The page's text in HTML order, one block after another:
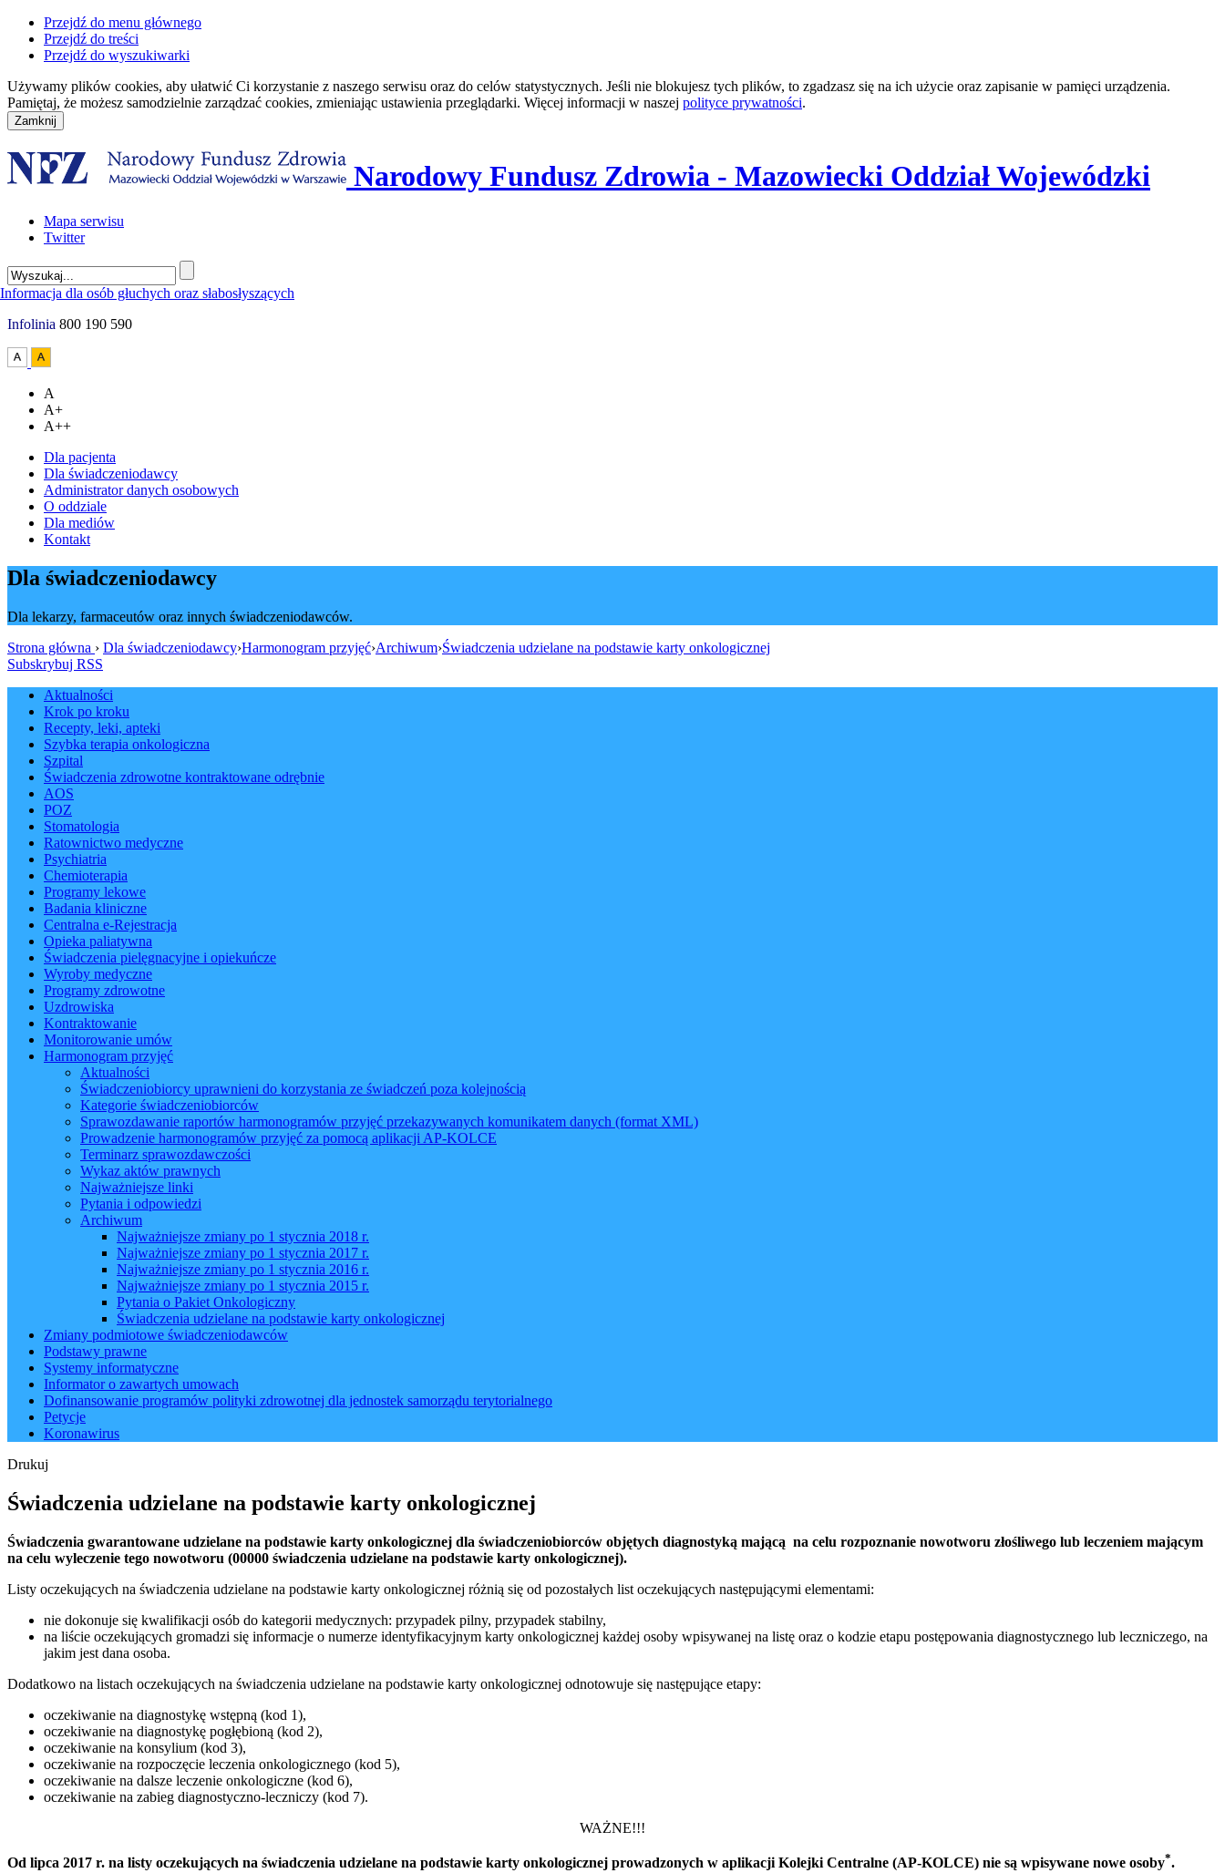
Przejdź do menu głównego
Przejdź do treści
Przejdź do wyszukiwarki
Używamy plików cookies, aby ułatwić Ci korzystanie z naszego serwisu oraz do celów statystycznych. Jeśli nie blokujesz tych plików, to zgadzasz się na ich użycie oraz zapisanie w pamięci urządzenia.
Pamiętaj, że możesz samodzielnie zarządzać cookies, zmieniając ustawienia przeglądarki. Więcej informacji w naszej polityce prywatności.
Narodowy Fundusz Zdrowia - Mazowiecki Oddział Wojewódzki
Mapa serwisu
Twitter
Infolinia 800 190 590
A
A+
A++
Dla pacjenta
Dla świadczeniodawcy
Administrator danych osobowych
O oddziale
Dla mediów
Kontakt
Dla świadczeniodawcy
Dla lekarzy, farmaceutów oraz innych świadczeniodawców.
Strona główna › Dla świadczeniodawcy›Harmonogram przyjęć›Archiwum›Świadczenia udzielane na podstawie karty onkologicznej
Subskrybuj RSS
Aktualności
Krok po kroku
Recepty, leki, apteki
Szybka terapia onkologiczna
Szpital
Świadczenia zdrowotne kontraktowane odrębnie
AOS
POZ
Stomatologia
Ratownictwo medyczne
Psychiatria
Chemioterapia
Programy lekowe
Badania kliniczne
Centralna e-Rejestracja
Opieka paliatywna
Świadczenia pielęgnacyjne i opiekuńcze
Wyroby medyczne
Programy zdrowotne
Uzdrowiska
Kontraktowanie
Monitorowanie umów
Harmonogram przyjęć
Aktualności
Świadczeniobiorcy uprawnieni do korzystania ze świadczeń poza kolejnością
Kategorie świadczeniobiorców
Sprawozdawanie raportów harmonogramów przyjęć przekazywanych komunikatem danych (format XML)
Prowadzenie harmonogramów przyjęć za pomocą aplikacji AP-KOLCE
Terminarz sprawozdawczości
Wykaz aktów prawnych
Najważniejsze linki
Pytania i odpowiedzi
Archiwum
Najważniejsze zmiany po 1 stycznia 2018 r.
Najważniejsze zmiany po 1 stycznia 2017 r.
Najważniejsze zmiany po 1 stycznia 2016 r.
Najważniejsze zmiany po 1 stycznia 2015 r.
Pytania o Pakiet Onkologiczny
Świadczenia udzielane na podstawie karty onkologicznej
Zmiany podmiotowe świadczeniodawców
Podstawy prawne
Systemy informatyczne
Informator o zawartych umowach
Dofinansowanie programów polityki zdrowotnej dla jednostek samorządu terytorialnego
Petycje
Koronawirus
Drukuj
Świadczenia udzielane na podstawie karty onkologicznej
Świadczenia gwarantowane udzielane na podstawie karty onkologicznej dla świadczeniobiorców objętych diagnostyką mającą na celu rozpoznanie nowotworu złośliwego lub leczeniem mającym
na celu wyleczenie tego nowotworu (00000 świadczenia udzielane na podstawie karty onkologicznej).
Listy oczekujących na świadczenia udzielane na podstawie karty onkologicznej różnią się od pozostałych list oczekujących następującymi elementami:
nie dokonuje się kwalifikacji osób do kategorii medycznych: przypadek pilny, przypadek stabilny,
na liście oczekujących gromadzi się informacje o numerze identyfikacyjnym karty onkologicznej każdej osoby wpisywanej na listę oraz o kodzie etapu postępowania diagnostycznego lub leczniczego, na
jakim jest dana osoba.
Dodatkowo na listach oczekujących na świadczenia udzielane na podstawie karty onkologicznej odnotowuje się następujące etapy:
oczekiwanie na diagnostykę wstępną (kod 1),
oczekiwanie na diagnostykę pogłębioną (kod 2),
oczekiwanie na konsylium (kod 3),
oczekiwanie na rozpoczęcie leczenia onkologicznego (kod 5),
oczekiwanie na dalsze leczenie onkologiczne (kod 6),
oczekiwanie na zabieg diagnostyczno-leczniczy (kod 7).
WAŻNE!!!
Od lipca 2017 r. na listy oczekujących na świadczenia udzielane na podstawie karty onkologicznej prowadzonych w aplikacji Kolejki Centralne (AP-KOLCE) nie są wpisywane nowe osoby*.